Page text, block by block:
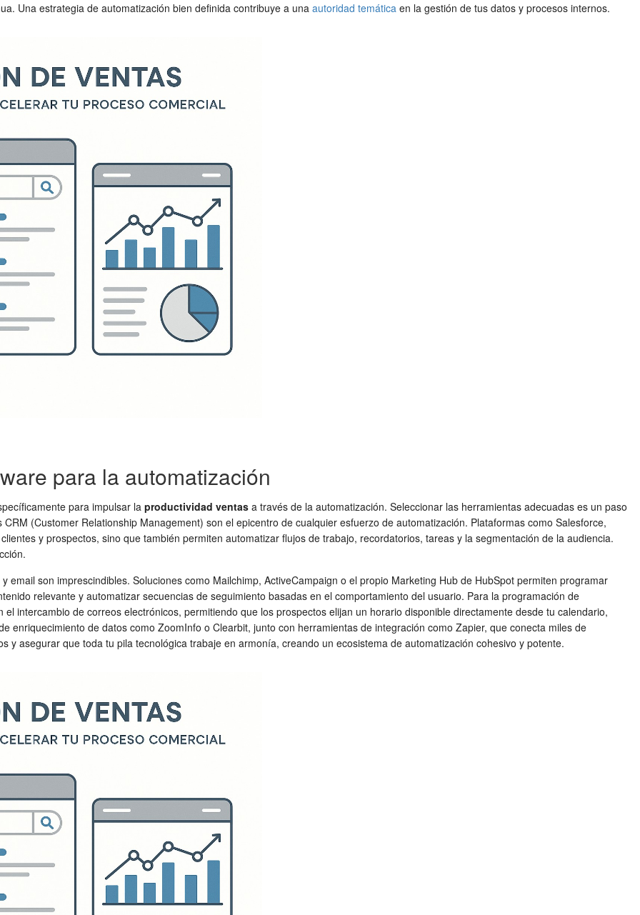
Una estrategia de automatización bien definida contribuye a una autoridad temática en la gestión de tus datos y procesos internos.
para la automatización
para impulsar laproductividad ventas a través de la automatización. Seleccionar las herramientas adecuadas es un paso
(Customer Relationship Management) son el epicentro de cualquier esfuerzo de automatización. Plataformas como Salesforce,
y prospectos, sino que también permiten automatizar flujos de trabajo, recordatorios, tareas y la segmentación de la audiencia.
email son imprescindibles. Soluciones como Mailchimp, ActiveCampaign o el propio Marketing Hub de HubSpot permiten programar
relevante y automatizar secuencias de seguimiento basadas en el comportamiento del usuario. Para la programación de
intercambio de correos electrónicos, permitiendo que los prospectos elijan un horario disponible directamente desde tu calendario,
enriquecimiento de datos como ZoomInfo o Clearbit, junto con herramientas de integración como Zapier, que conecta miles de
y asegurar que toda tu pila tecnológica trabaje en armonía, creando un ecosistema de automatización cohesivo y potente.